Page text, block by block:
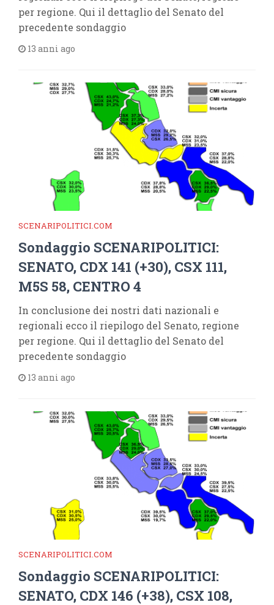
per regione. Qui il dettaglio del Senato del
precedente sondaggio
13 anni ago
SCENARIPOLITICI.COM
Sondaggio SCENARIPOLITICI:
SENATO, CDX 141 (+30), CSX 111,
M5S 58, CENTRO 4
In conclusione dei nostri dati nazionali e
regionali ecco il riepilogo del Senato, regione
per regione. Qui il dettaglio del Senato del
precedente sondaggio
13 anni ago
SCENARIPOLITICI.COM
Sondaggio SCENARIPOLITICI:
SENATO, CDX 146 (+38), CSX 108,